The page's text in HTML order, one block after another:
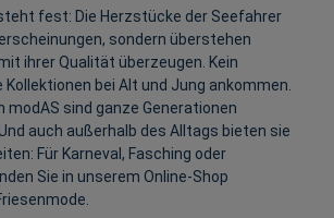
fest: Die Herzstücke der Seefahrer
sondern überstehen
ihrer Qualität überzeugen. Kein
Kollektionen bei Alt und Jung ankommen.
modAS sind ganze Generationen
auch außerhalb des Alltags bieten sie
Für Karneval, Fasching oder
Sie in unserem Online-Shop